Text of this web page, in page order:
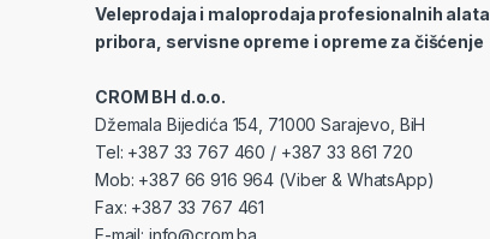
Veleprodaja i maloprodaja profesionalnih alata,
pribora, servisne opreme i opreme za čišćenje
CROM BH d.o.o.
Džemala Bijedića 154, 71000 Sarajevo, BiH
Tel: +387 33 767 460 / +387 33 861 720
Mob: +387 66 916 964 (Viber & WhatsApp)
Fax: +387 33 767 461
E-mail: info@crom.ba